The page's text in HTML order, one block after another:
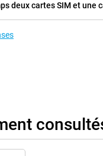
deux cartes SIM et une